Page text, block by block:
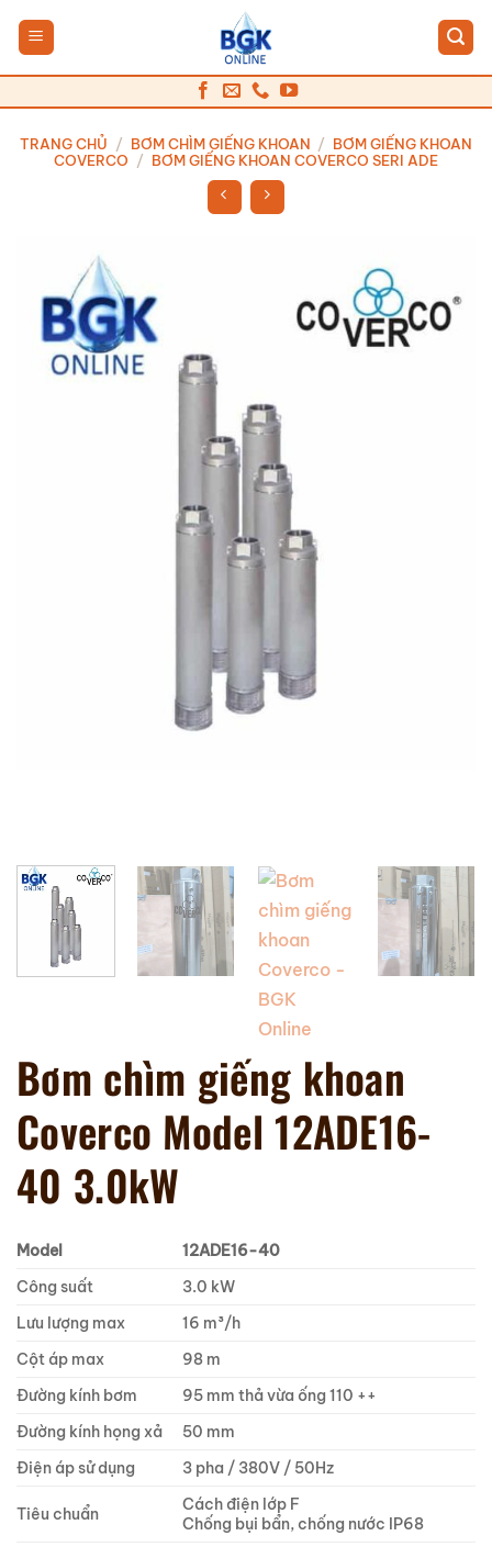
qua
nội
dung
TRANG CHỦ / BƠM CHÌM GIẾNG KHOAN / BƠM GIẾNG KHOAN
COVERCO / BƠM GIẾNG KHOAN COVERCO SERI ADE
Bơm chìm giếng khoan
Coverco Model 12ADE16-
40 3.0kW
Model
12ADE16-40
Công suất
3.0 kW
Lưu lượng max
16 m³/h
Cột áp max
98 m
Đường kính bơm
95 mm thả vừa ống 110 ++
Đường kính họng xả
50 mm
Điện áp sử dụng
3 pha / 380V / 50Hz
Tiêu chuẩn
Cách điện lớp F
Chống bụi bẩn, chống nước IP68